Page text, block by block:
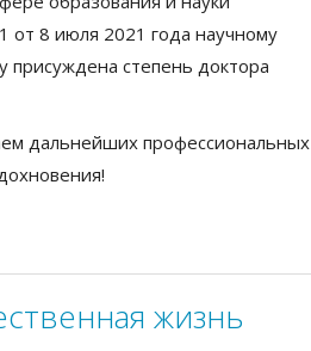
от 8 июля 2021 года научному
присуждена степень доктора
дальнейших профессиональных
жизнь